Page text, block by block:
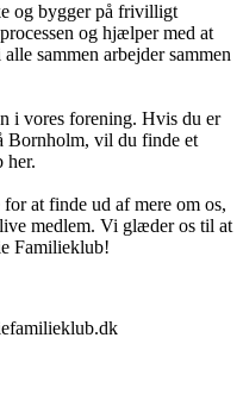
og bygger på frivilligt
og hjælper med at
sammen arbejder sammen
i vores forening. Hvis du er
Bornholm, vil du finde et
her.
at finde ud af mere om os,
medlem. Vi glæder os til at
Familieklub!